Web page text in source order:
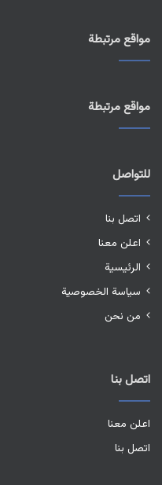
مواقع مرتبطة
مواقع مرتبطة
للتواصل
اتصل بنا
اعلن معنا
الرئيسية
سياسة الخصوصية
من نحن
اتصل بنا
اعلن معنا
اتصل بنا